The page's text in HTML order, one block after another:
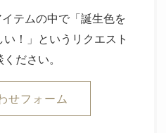
テムの中で「誕生色を
！」というリクエスト
ださい。
せフォーム